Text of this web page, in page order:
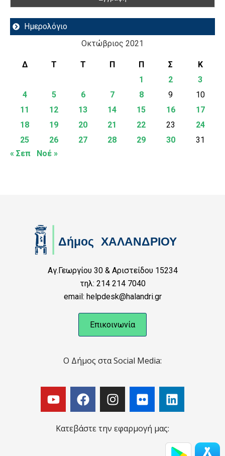
Ημερολόγιο
Οκτώβριος 2021
Δ Τ Τ Π Π Σ
Κ
1
2
3
4
5 6 7 8 9
10
11
12 13 14 15 16
17
18
19 20 21 22 23
24
25
26 27 28 29 30
31
« Σεπ
Νοέ »
Αγ.Γεωργίου 30 & Αριστείδου 15234
τηλ: 214 214 7040
email: helpdesk@halandri.gr
Επικοινωνία
Ο Δήμος στα Social Media:
Κατεβάστε την εφαρμογή μας: